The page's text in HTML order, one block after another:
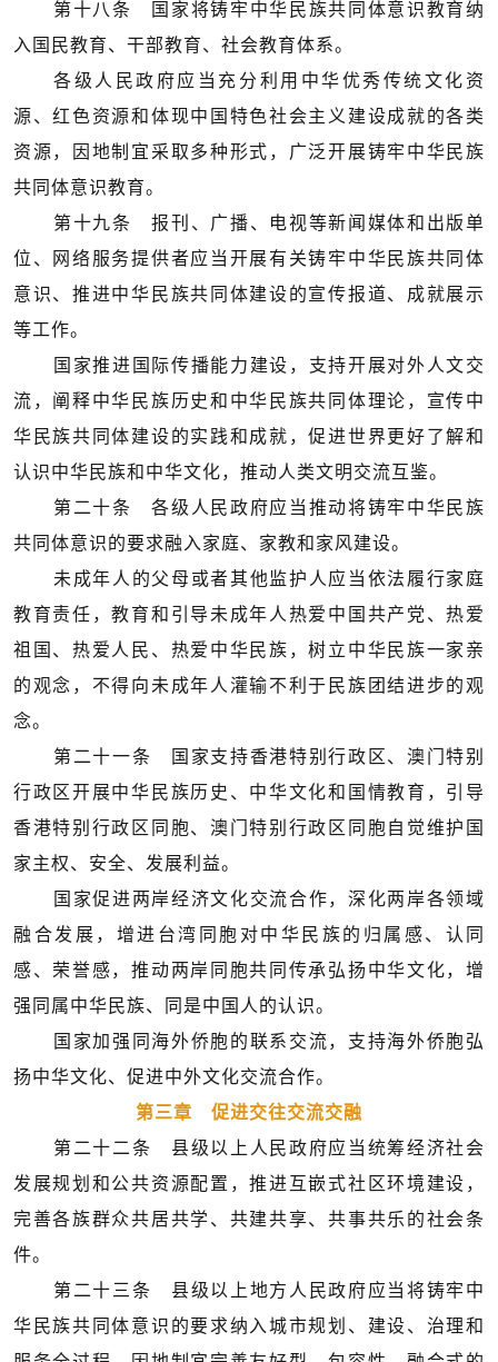
第十八条 国家将铸牢中华民族共同体意识教育纳
入国民教育、干部教育、社会教育体系。
各级人民政府应当充分利用中华优秀传统文化资
源、红色资源和体现中国特色社会主义建设成就的各类
资源，因地制宜采取多种形式，广泛开展铸牢中华民族
共同体意识教育。
第十九条 报刊、广播、电视等新闻媒体和出版单
位、网络服务提供者应当开展有关铸牢中华民族共同体
意识、推进中华民族共同体建设的宣传报道、成就展示
等工作。
国家推进国际传播能力建设，支持开展对外人文交
流，阐释中华民族历史和中华民族共同体理论，宣传中
华民族共同体建设的实践和成就，促进世界更好了解和
认识中华民族和中华文化，推动人类文明交流互鉴。
第二十条 各级人民政府应当推动将铸牢中华民族
共同体意识的要求融入家庭、家教和家风建设。
未成年人的父母或者其他监护人应当依法履行家庭
教育责任，教育和引导未成年人热爱中国共产党、热爱
祖国、热爱人民、热爱中华民族，树立中华民族一家亲
的观念，不得向未成年人灌输不利于民族团结进步的观
念。
第二十一条 国家支持香港特别行政区、澳门特别
行政区开展中华民族历史、中华文化和国情教育，引导
香港特别行政区同胞、澳门特别行政区同胞自觉维护国
家主权、安全、发展利益。
国家促进两岸经济文化交流合作，深化两岸各领域
融合发展，增进台湾同胞对中华民族的归属感、认同
感、荣誉感，推动两岸同胞共同传承弘扬中华文化，增
强同属中华民族、同是中国人的认识。
国家加强同海外侨胞的联系交流，支持海外侨胞弘
扬中华文化、促进中外文化交流合作。
第三章 促进交往交流交融
第二十二条 县级以上人民政府应当统筹经济社会
发展规划和公共资源配置，推进互嵌式社区环境建设，
完善各族群众共居共学、共建共享、共事共乐的社会条
件。
第二十三条 县级以上地方人民政府应当将铸牢中
华民族共同体意识的要求纳入城市规划、建设、治理和